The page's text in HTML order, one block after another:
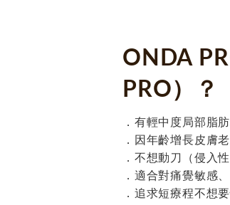
ONDA
PRO）？
．有輕中度局部脂
．因年齡增長皮膚
．不想動刀（侵入
．適合對痛覺敏感
．追求短療程不想